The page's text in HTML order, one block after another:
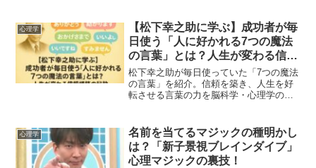
し、この感受性は彼らの強みともなり得
るのです。本記事では、...
心理学
【松下幸之助に学ぶ】成功者が毎
日使う「人に好かれる7つの魔法
の言葉」とは？人生が変わる信頼
構築の秘訣
松下幸之助が毎日使っていた「7つの魔法
の言葉」を紹介。信頼を築き、人生を好
転させる言葉の力を脳科学・心理学の視
心理学
名前を当てるマジックの種明かし
は？「新子景視ブレインダイブ」
心理マジックの裏技！